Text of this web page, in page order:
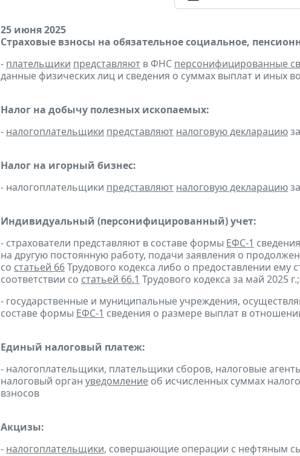
25 июня 2025
Страховые взносы на обязательное социальное,
- плательщики представляют в ФНС персонифицированные
данные физических лиц и сведения о суммах выплат и иных
Налог на добычу полезных ископаемых:
- налогоплательщики представляют налоговую декларацию
Налог на игорный бизнес:
- налогоплательщики представляют налоговую декларацию
Индивидуальный (персонифицированный) учет:
- страхователи представляют в составе формы ЕФС-1
на другую постоянную работу, подачи заявления о
со статьей 66Трудового кодекса либо о предоставлении ему
соответствии со статьей 66.1 Трудового кодекса за май 2025 г.;
- государственные и муниципальные учреждения,
составе формы ЕФС-1 сведения о размере выплат в
Единый налоговый платеж:
- налогоплательщики, плательщики сборов, налоговые
налоговый орган уведомление об исчисленных суммах
взносов
Акцизы:
- налогоплательщики, совершающие операции с нефтяным